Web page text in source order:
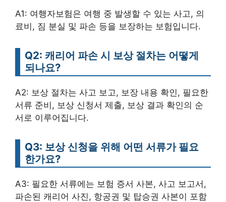
A1: 여행자보험은 여행 중 발생할 수 있는 사고, 의
료비, 짐 분실 및 파손 등을 보장하는 보험입니다.
Q2: 캐리어 파손 시 보상 절차는 어떻게
되나요?
A2: 보상 절차는 사고 보고, 보장 내용 확인, 필요한
서류 준비, 보상 신청서 제출, 보상 결과 확인의 순
서로 이루어집니다.
Q3: 보상 신청을 위해 어떤 서류가 필요
한가요?
A3: 필요한 서류에는 보험 증서 사본, 사고 보고서,
파손된 캐리어 사진, 항공권 및 탑승권 사본이 포함